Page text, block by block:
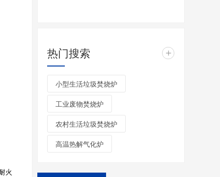
火
热门搜索 +
小型生活垃圾焚烧炉
工业废物焚烧炉
农村生活垃圾焚烧炉
高温热解气化炉